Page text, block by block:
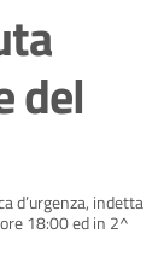
del
d’urgenza, indetta
18:00 ed in 2^